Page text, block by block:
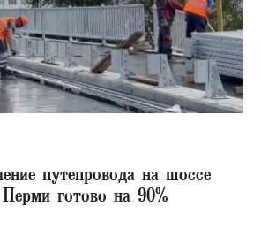
путепровода на шоссе
готово на 90%